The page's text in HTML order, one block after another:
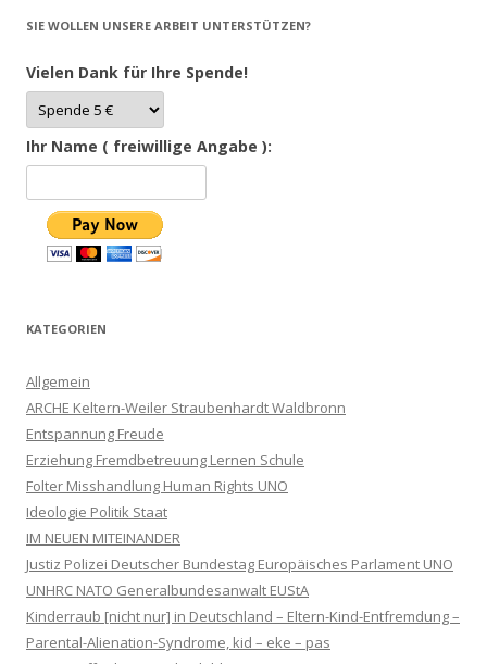
SIE WOLLEN UNSERE ARBEIT UNTERSTÜTZEN?
Vielen Dank für Ihre Spende!
Ihr Name ( freiwillige Angabe ):
KATEGORIEN
Allgemein
ARCHE Keltern-Weiler Straubenhardt Waldbronn
Entspannung Freude
Erziehung Fremdbetreuung Lernen Schule
Folter Misshandlung Human Rights UNO
Ideologie Politik Staat
IM NEUEN MITEINANDER
Justiz Polizei Deutscher Bundestag Europäisches Parlament UNO
UNHRC NATO Generalbundesanwalt EUStA
Kinderraub [nicht nur] in Deutschland – Eltern-Kind-Entfremdung –
Parental-Alienation-Syndrome, kid – eke – pas